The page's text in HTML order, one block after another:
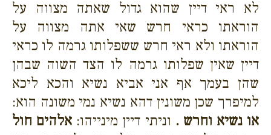
לא ראי דיין שהוא גדול שאתה מצווה על
הוראתו כראי חרש שאי אתה מצווה על
הוראתו ולא ראי חרש ששפלותו גרמה לו כראי
דיין שאין שפלותו גרמה לו הצד השוה שבהן
שהן בעמך אף אני אביא נשיא והכא ליכא
למיפרך שכן משונין דהא נשיא נמי משונה הוא:
או נשיא וחרש . וניתי דיין מינייהו: אלהים חול